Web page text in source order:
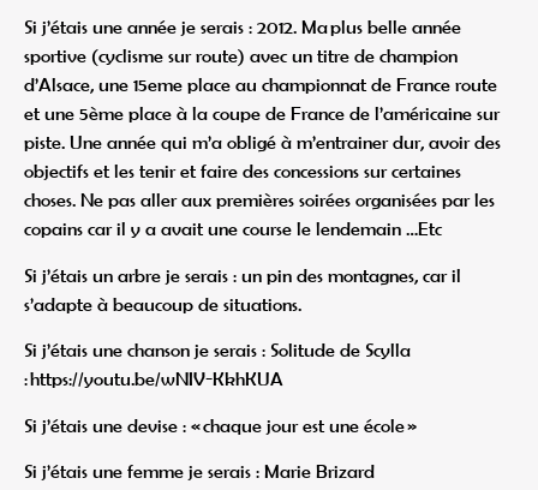
Si j’étais une année je serais : 2012. Ma plus belle année
sportive (cyclisme sur route) avec un titre de champion
d’Alsace, une 15eme place au championnat de France route
et une 5ème place à la coupe de France de l’américaine sur
piste. Une année qui m’a obligé à m’entrainer dur, avoir des
objectifs et les tenir et faire des concessions sur certaines
choses. Ne pas aller aux premières soirées organisées par les
copains car il y a avait une course le lendemain …Etc
Si j’étais un arbre je serais : un pin des montagnes, car il
s’adapte à beaucoup de situations.
Si j’étais une chanson je serais : Solitude de Scylla
:https://youtu.be/wNIV-KkhKUA
Si j’étais une devise : « chaque jour est une école »
Si j’étais une femme je serais : Marie Brizard